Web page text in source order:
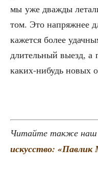
мы уже два­жды
том. Это напряж­нее
кажет­ся более
дли­тель­ный выезд, а
каких-нибудь новых
Читай­те так­же наш
искус­ство: «Пав­лик